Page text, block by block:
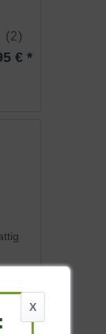
(2)
€ *
X